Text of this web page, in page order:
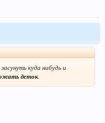
куда нибудь и
деток.